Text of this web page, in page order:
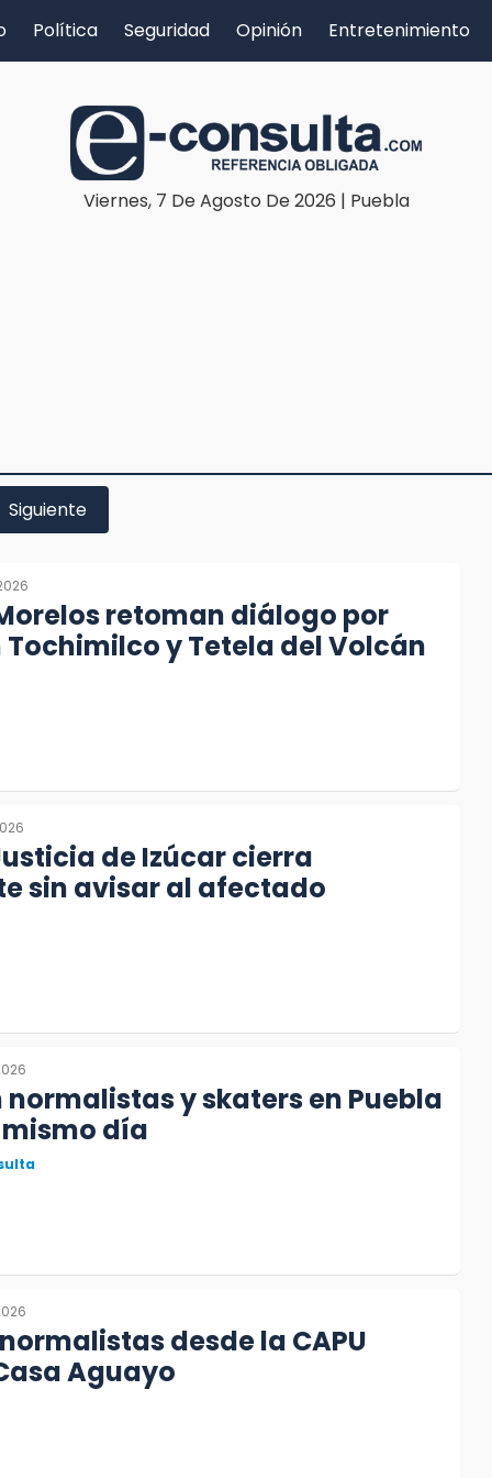
Política Seguridad Opinión Entretenimiento
Viernes, 7 De Agosto De 2026 | Puebla
Siguiente
retoman diálogo por
y Tetela del Volcán
de Izúcar cierra
sin avisar al afectado
y skaters en Puebla
día
desde la CAPU
Aguayo